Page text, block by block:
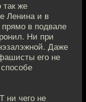
так же
Ленина и в
в подвале
Ни при
Даже
его не
ни чего не